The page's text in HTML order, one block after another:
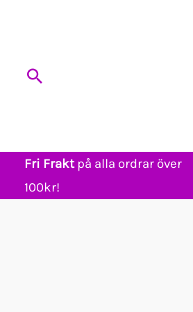
Sök
Fri Frakt på alla ordrar över
100kr!